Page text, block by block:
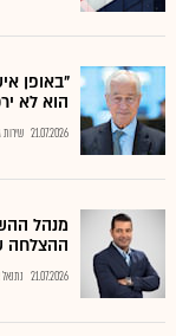
"באופן
הוא לא
21.07.2026 שירות
מנהל
ההצלחה
21.07.2026 נתנאל